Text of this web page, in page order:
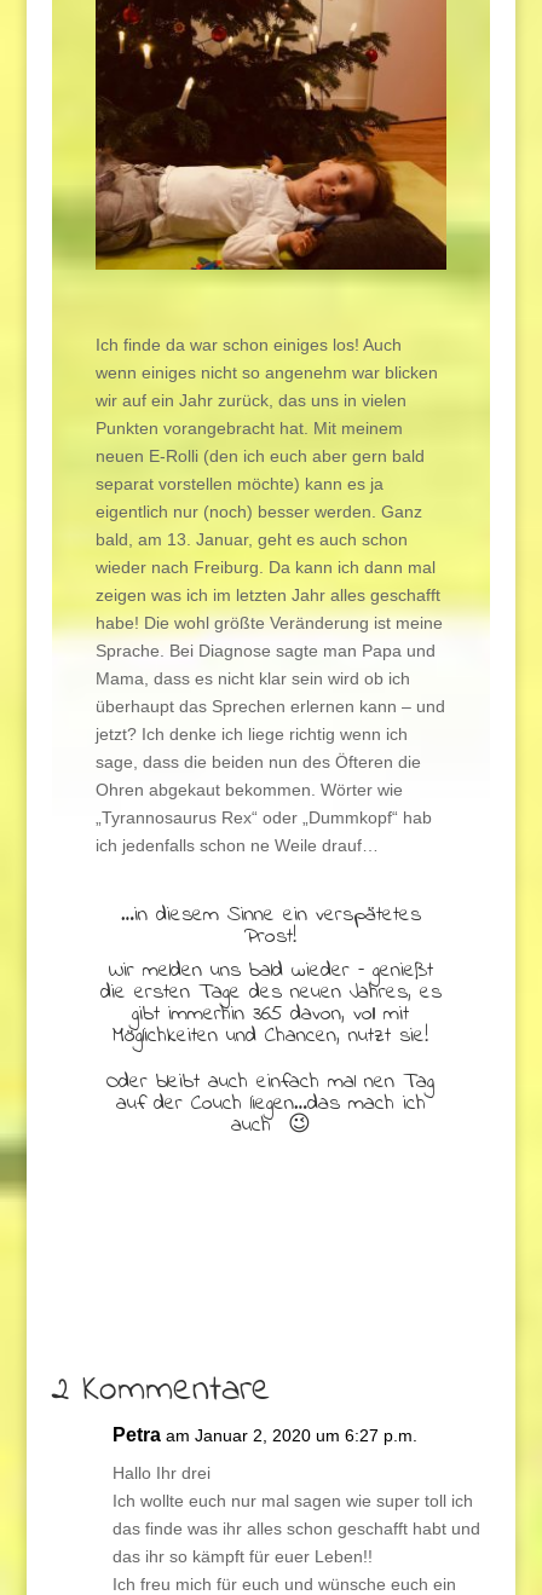
Ich finde da war schon einiges los! Auch
wenn einiges nicht so angenehm war blicken
wir auf ein Jahr zurück, das uns in vielen
Punkten vorangebracht hat. Mit meinem
neuen E-Rolli (den ich euch aber gern bald
separat vorstellen möchte) kann es ja
eigentlich nur (noch) besser werden. Ganz
bald, am 13. Januar, geht es auch schon
wieder nach Freiburg. Da kann ich dann mal
zeigen was ich im letzten Jahr alles geschafft
habe! Die wohl größte Veränderung ist meine
Sprache. Bei Diagnose sagte man Papa und
Mama, dass es nicht klar sein wird ob ich
überhaupt das Sprechen erlernen kann – und
jetzt? Ich denke ich liege richtig wenn ich
sage, dass die beiden nun des Öfteren die
Ohren abgekaut bekommen. Wörter wie
„Tyrannosaurus Rex“ oder „Dummkopf“ hab
ich jedenfalls schon ne Weile drauf…
…in diesem Sinne ein verspätetes
Prost!
Wir melden uns bald wieder – genießt
die ersten Tage des neuen Jahres, es
gibt immerhin 365 davon, voll mit
Möglichkeiten und Chancen, nutzt sie!
Oder bleibt auch einfach mal nen Tag
auf der Couch liegen…das mach ich
auch 😉
2 Kommentare
Petra am Januar 2, 2020 um 6:27 p.m.
Hallo Ihr drei
Ich wollte euch nur mal sagen wie super toll ich
das finde was ihr alles schon geschafft habt und
das ihr so kämpft für euer Leben!!
Ich freu mich für euch und wünsche euch ein